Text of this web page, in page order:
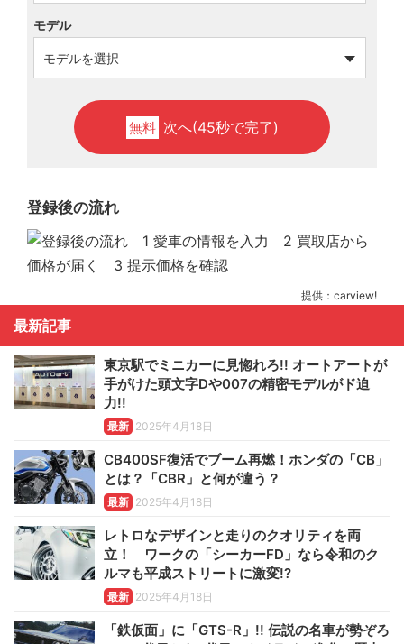
モデル
無料 次へ(45秒で完了)
登録後の流れ
提供：carview!
最新記事
東京駅でミニカーに見惚れろ!! オートアートが
手がけた頭文字Dや007の精密モデルがド迫
力!!
最新 2025年4月18日
CB400SF復活でブーム再燃！ホンダの「CB」
とは？「CBR」と何が違う？
最新 2025年4月18日
レトロなデザインと走りのクオリティを両
立！ ワークの「シーカーFD」なら令和のク
ルマも平成ストリートに激変!?
最新 2025年4月18日
「鉄仮面」に「GTS-R」!! 伝説の名車が勢ぞろ